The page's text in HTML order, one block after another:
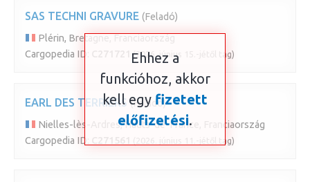
SAS TECHNI GRAVURE (Feladó)
Plérin, Bretagne, Franciaország
Cargopedia ID:
(2026. június 15.-jétől tag)
EARL DES TERRIERS (Feladó)
Nielles-lès-Ardres, Hauts-de-France, Franciaország
Cargopedia ID:
(2026. június 11.-jétől tag)
Ehhez a
funkcióhoz, akkor
kell egy fizetett
előfizetési.